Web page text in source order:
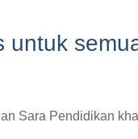
Sara Pendidikan